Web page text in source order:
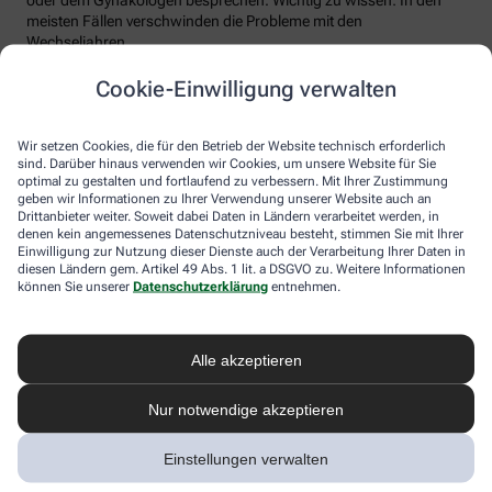
Cookie-Einwilligung verwalten
Wir setzen Cookies, die für den Betrieb der Website technisch erforderlich
sind. Darüber hinaus verwenden wir Cookies, um unsere Website für Sie
optimal zu gestalten und fortlaufend zu verbessern. Mit Ihrer Zustimmung
geben wir Informationen zu Ihrer Verwendung unserer Website auch an
Drittanbieter weiter. Soweit dabei Daten in Ländern verarbeitet werden, in
denen kein angemessenes Datenschutzniveau besteht, stimmen Sie mit Ihrer
Einwilligung zur Nutzung dieser Dienste auch der Verarbeitung Ihrer Daten in
diesen Ländern gem. Artikel 49 Abs. 1 lit. a DSGVO zu. Weitere Informationen
können Sie unserer Datenschutzerklärung entnehmen.
Alle akzeptieren
Nur notwendige akzeptieren
Einstellungen verwalten
meisten Fällen verschwinden die Probleme mit den
Wechseljahren.
Voraussetzung für eine erfolgreiche Behandlung ist allerdings
immer, dass die Endometriose auch als solche erkannt wird.
nehmen und ärztlich abklären lassen. Und sich auf keinen Fall
einreden lassen, sie seien normal.
Melden Sie sich hier an und sichern Sie
sich Ihren 10% Gutschein* für unsere
Apotheke